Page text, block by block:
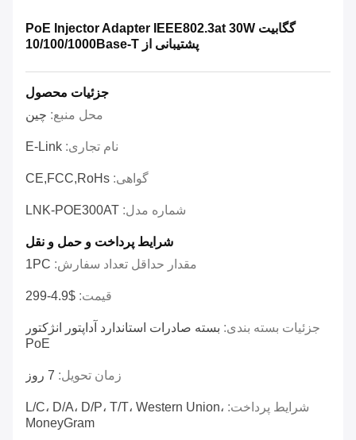
گگابیت PoE Injector Adapter IEEE802.3at 30W
پشتیبانی از 10/100/1000Base-T
جزئیات محصول
محل منبع: چین
نام تجاری: E-Link
گواهی: CE,FCC,RoHs
شماره مدل: LNK-POE300AT
شرایط پرداخت و حمل و نقل
مقدار حداقل تعداد سفارش: 1PC
قیمت: $4.9-299
جزئیات بسته بندی: بسته صادرات استاندارد آداپتور انژکتور
PoE
زمان تحویل: 7 روز
شرایط پرداخت: L/C، D/A، D/P، T/T، Western Union،
MoneyGram